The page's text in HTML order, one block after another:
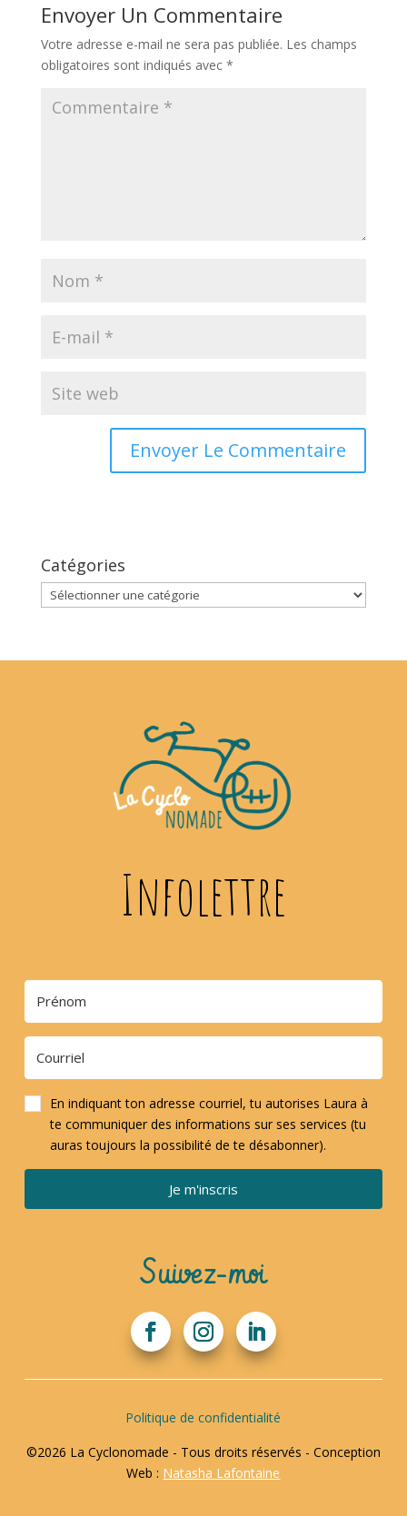
Envoyer Un Commentaire
Votre adresse e-mail ne sera pas publiée. Les champs
obligatoires sont indiqués avec *
Catégories
Catégories
Infolettre
En indiquant ton adresse courriel, tu autorises Laura à
te communiquer des informations sur ses services (tu
auras toujours la possibilité de te désabonner).
Je m'inscris
Suivez-moi
Politique de confidentialité
©2026 La Cyclonomade - Tous droits réservés - Conception
Web : Natasha Lafontaine